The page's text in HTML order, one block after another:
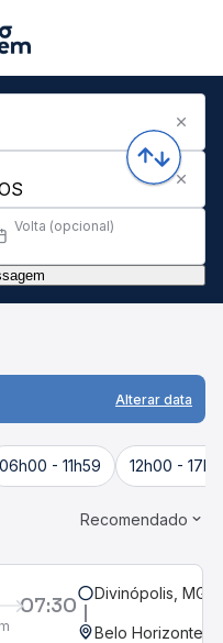
Volta (opcional)
Alterar data
06h00 - 11h59 12h00 -
Recomendado
07:30 Divinópolis, MG -
Belo Horizonte,